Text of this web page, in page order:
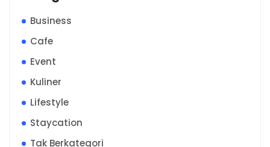
Business
Cafe
Event
Kuliner
Lifestyle
Staycation
Tak Berkategori